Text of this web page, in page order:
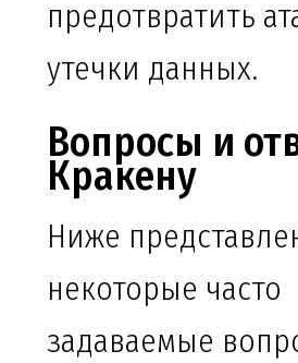
предотвратить
утечки данных.
Вопросы и
Кракену
Ниже
некоторые часто
задаваемые